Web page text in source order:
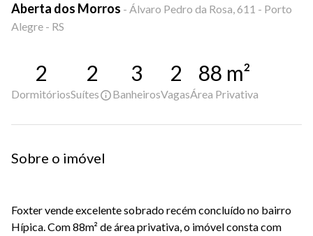
Aberta dos Morros - Álvaro Pedro da Rosa, 611 - Porto
Alegre - RS
2
Dormitórios
2
Suítes
3
Banheiros
2
Vagas
88 m²
Área Privativa
Sobre o imóvel
Foxter vende excelente sobrado recém concluído no bairro
Hípica. Com 88m² de área privativa, o imóvel consta com